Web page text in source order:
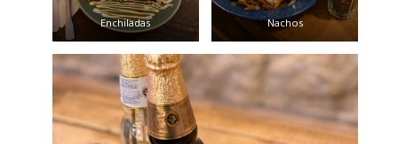
Enchiladas Nachos